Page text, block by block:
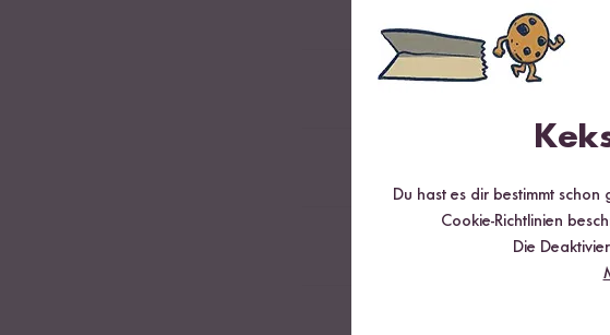
Saft einer halben Zitrone &
g Bio Vollkorn Spaghetti
Du hast es dir bestimmt
Cookie-Richtlinien
Die